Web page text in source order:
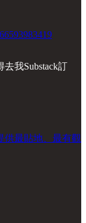
我Substack訂
供最貼地、最有觀